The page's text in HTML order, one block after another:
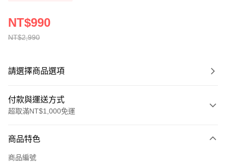
NT$2,990
NT$990
請選擇商品選項
付款與運送方式
超取滿NT$1,000免運
信用卡一次付款
Apple Pay
商品特色
商品編號